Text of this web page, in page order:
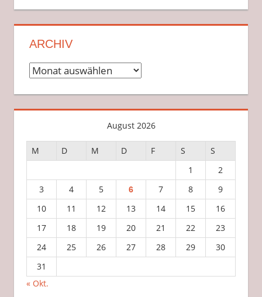
ARCHIV
Archiv
August 2026
M D M D F S
S
1
2
3
4 5 6 7 8
9
10
11 12 13 14 15
16
17
18 19 20 21 22
23
24
25 26 27 28 29
30
31
« Okt.